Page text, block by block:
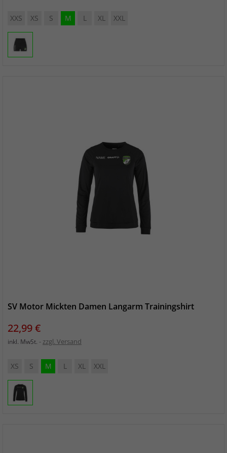
XXS XS S M L XL XXL
SV Motor Mickten Damen Langarm Trainingshirt
Preis
22,99 €
inkl. MwSt. zzgl. Versand
XS S M L XL XXL